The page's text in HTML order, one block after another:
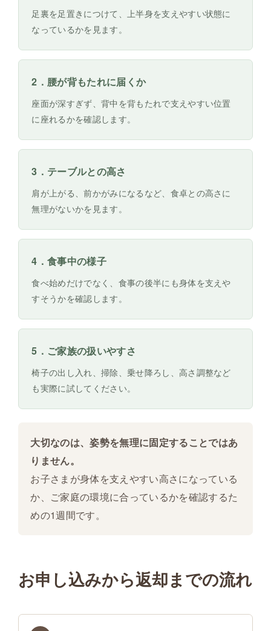
足裏を足置きにつけて、上半身を支えやすい状態に
なっているかを見ます。
2．腰が背もたれに届くか
座面が深すぎず、背中を背もたれで支えやすい位置
に座れるかを確認します。
3．テーブルとの高さ
肩が上がる、前かがみになるなど、食卓との高さに
無理がないかを見ます。
4．食事中の様子
食べ始めだけでなく、食事の後半にも身体を支えや
すそうかを確認します。
5．ご家族の扱いやすさ
椅子の出し入れ、掃除、乗せ降ろし、高さ調整など
も実際に試してください。
大切なのは、姿勢を無理に固定することではあ
りません。
お子さまが身体を支えやすい高さになっている
か、ご家庭の環境に合っているかを確認するた
めの1週間です。
お申し込みから返却までの流れ